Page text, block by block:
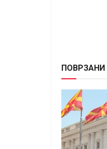
ПОВРЗАНИ